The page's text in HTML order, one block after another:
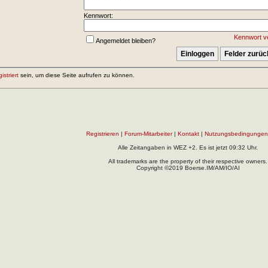
Kennwort:
Kennwort
Angemeldet bleiben?
sein, um diese Seite aufrufen zu können.
Registrieren Forum-Mitarbeiter| Kontakt Nutzungsbedingungen
Alle Zeitangaben in WEZ +2. Es ist jetzt 09:32 Uhr.
All trademarks are the property of their respective owners.
Copyright ©2019 Boerse.IM/AM/IO/AI